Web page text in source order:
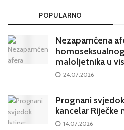
POPULARNO
Nezapamćena
maloljetnika u
krugovima
24.07.2026
Prognani
kancelar Riječke
14.07.2026